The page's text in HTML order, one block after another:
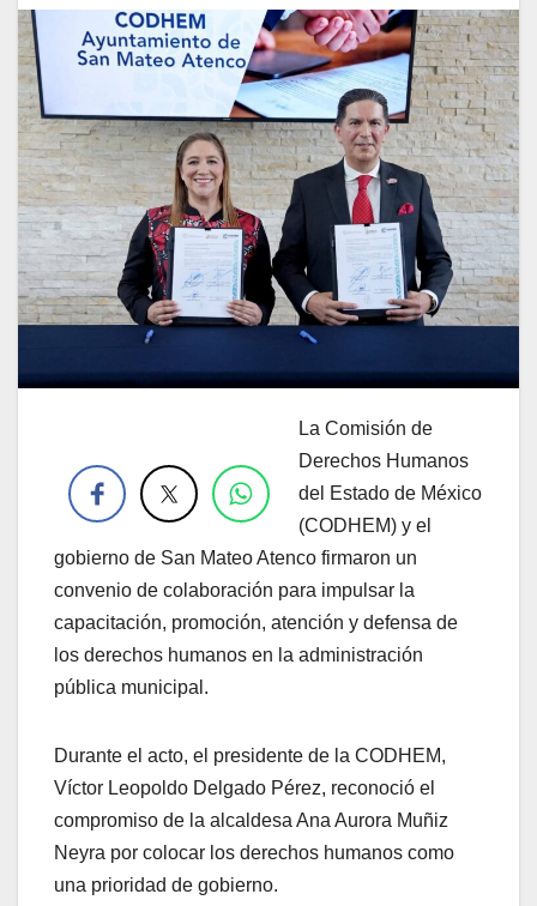
La Comisión de
Derechos Humanos
del Estado de México
(CODHEM) y el
gobierno de San Mateo Atenco firmaron un
convenio de colaboración para impulsar la
capacitación, promoción, atención y defensa de
los derechos humanos en la administración
pública municipal.
Durante el acto, el presidente de la CODHEM,
Víctor Leopoldo Delgado Pérez, reconoció el
compromiso de la alcaldesa Ana Aurora Muñiz
Neyra por colocar los derechos humanos como
una prioridad de gobierno.